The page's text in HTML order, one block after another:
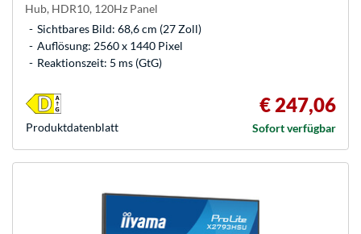
Hub, HDR10, 120Hz Panel
Sichtbares Bild: 68,6 cm (27 Zoll)
Auflösung: 2560 x 1440 Pixel
Reaktionszeit: 5 ms (GtG)
€ 247,06
Sofort verfügbar
Produkt­datenblatt